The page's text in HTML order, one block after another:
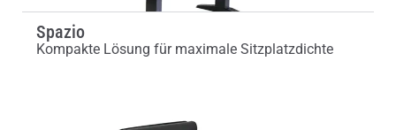
Spazio
Kompakte Lösung für maximale Sitzplatzdichte